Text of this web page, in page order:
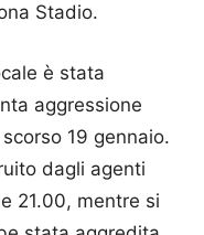
Stadio.
è stata
aggressione
19 gennaio.
dagli agenti
21.00, mentre si